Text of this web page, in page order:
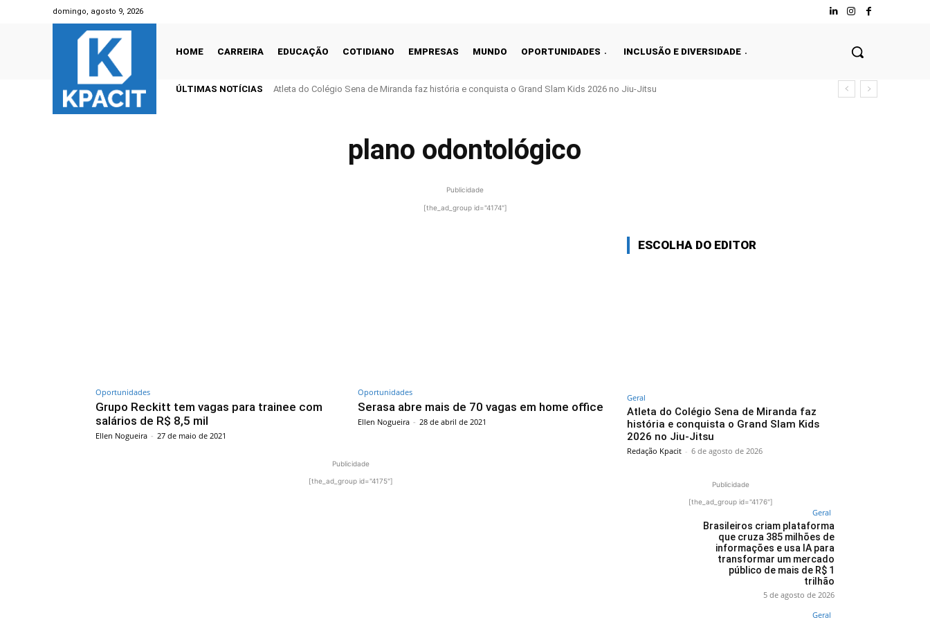
domingo, agosto 9, 2026
HOME CARREIRA EDUCAÇÃO COTIDIANO EMPRESAS MUNDO OPORTUNIDADES INCLUSÃO E DIVERSIDADE
ÚLTIMAS NOTÍCIAS Atleta do Colégio Sena de Miranda faz história e conquista o Grand Slam Kids 2026 no Jiu-Jitsu
plano odontológico
Publicidade
[the_ad_group id="4174"]
Oportunidades
Grupo Reckitt tem vagas para trainee com
salários de R$ 8,5 mil
Ellen Nogueira - 27 de maio de 2021
Oportunidades
Serasa abre mais de 70 vagas em home office
Ellen Nogueira - 28 de abril de 2021
Publicidade
[the_ad_group id="4175"]
ESCOLHA DO EDITOR
Geral
Atleta do Colégio Sena de Miranda faz
história e conquista o Grand Slam Kids
2026 no Jiu-Jitsu
Redação Kpacit - 6 de agosto de 2026
Publicidade
[the_ad_group id="4176"]
Geral
Brasileiros criam plataforma
que cruza 385 milhões de
informações e usa IA para
transformar um mercado
público de mais de R$ 1
trilhão
5 de agosto de 2026
Geral